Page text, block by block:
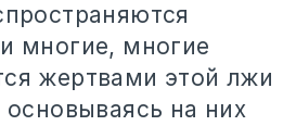
многие, многие
жертвами этой лжи
основываясь на них